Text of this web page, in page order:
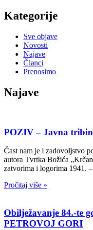
Kategorije
Sve objave
Novosti
Najave
Članci
Prenosimo
Najave
POZIV – Javna
Čast nam je i zadovoljstvo
autora Tvrtka Božića
zatvorima i logorima 1941.
Pročitaj više »
Obilježavanje 84.-te
PETROVOJ GORI